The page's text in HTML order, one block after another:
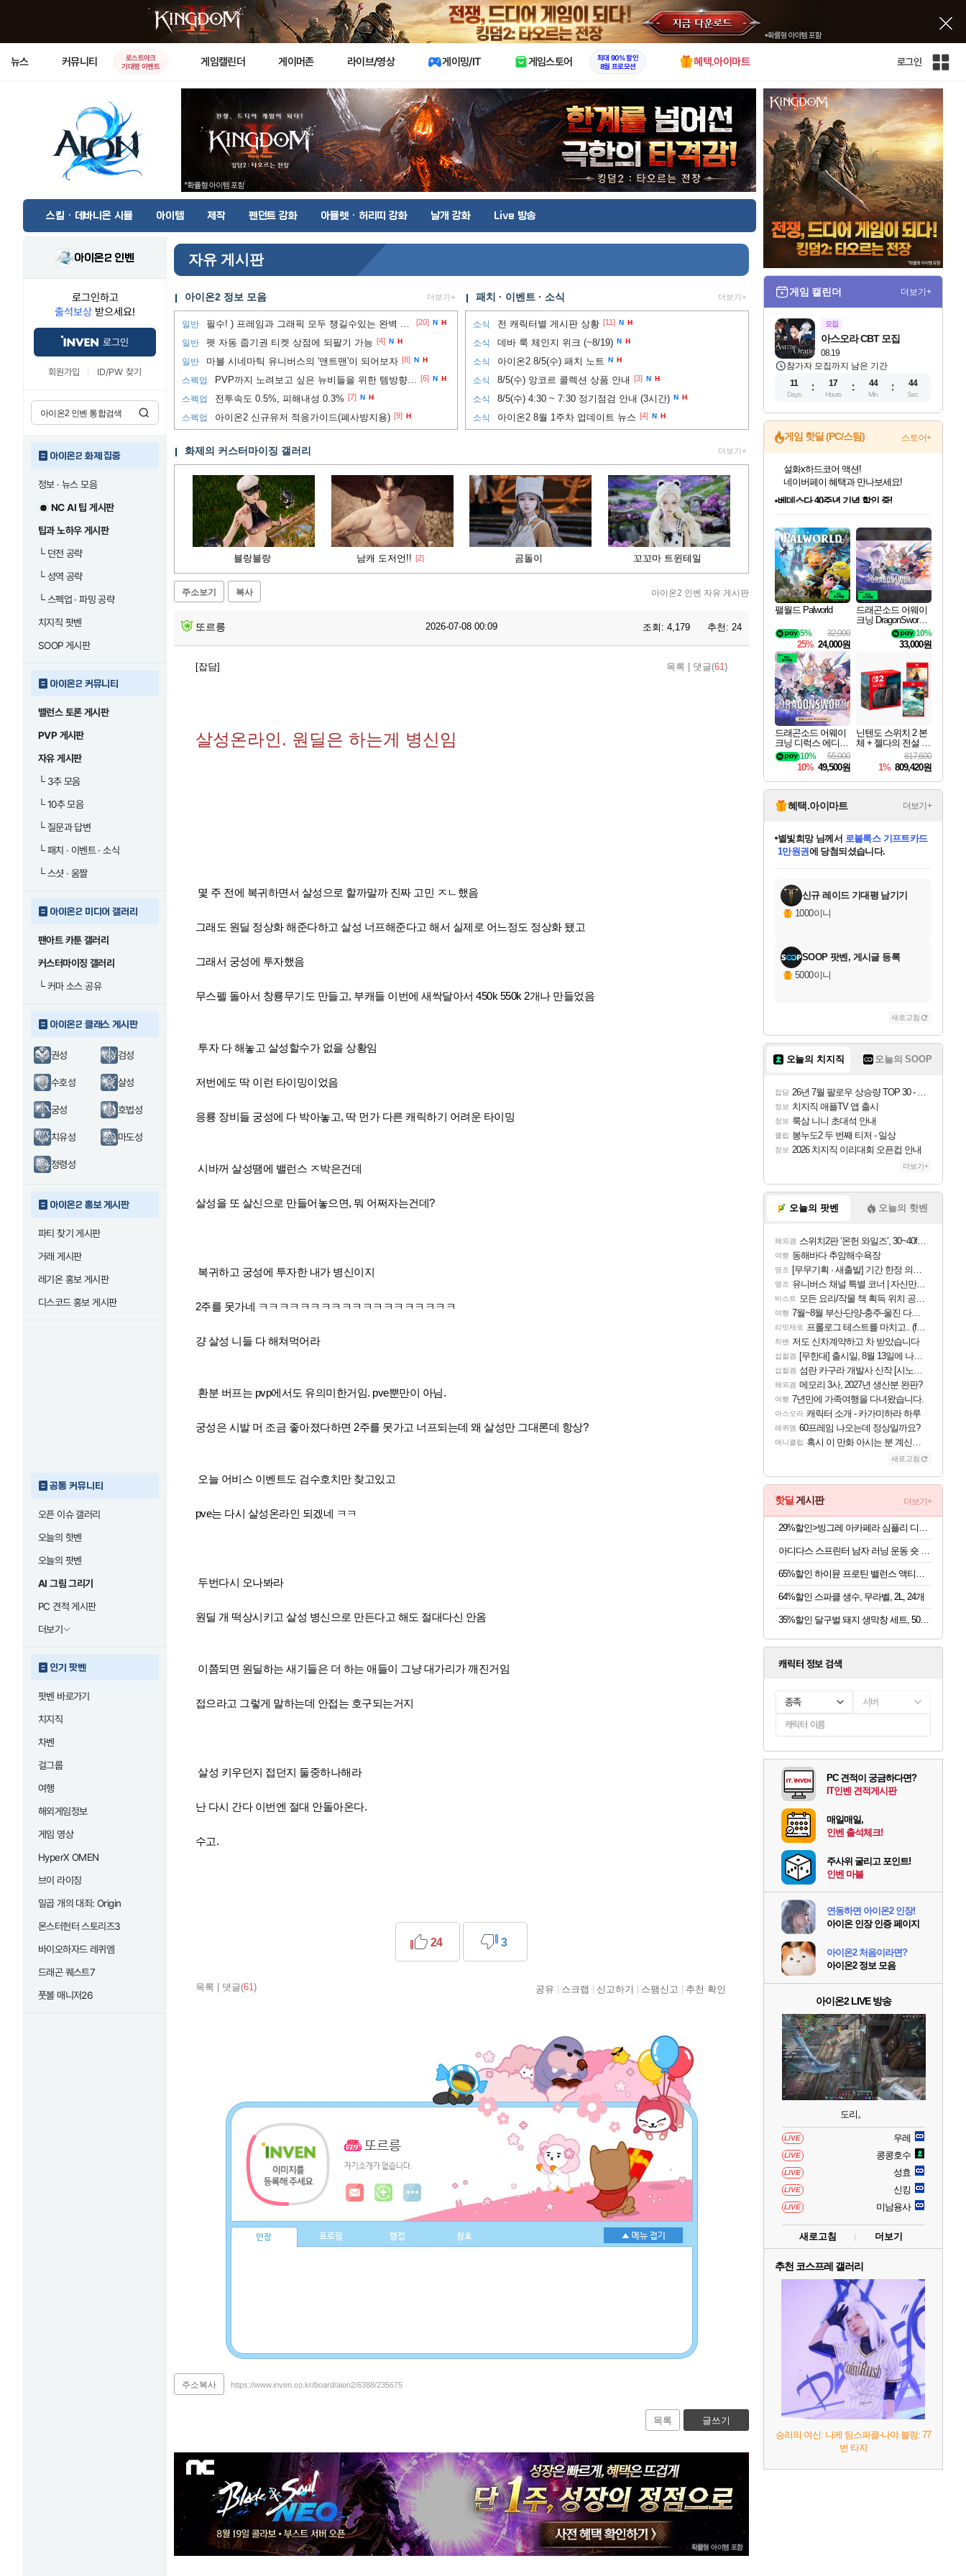
X
뉴스 커뮤니티
로스트아크
기대평 이벤트
게임캘린더 게이머존 라이브/영상 게이밍/IT 게임스토어
최대 90% 할인
8월 프로모션
혜택.아이마트 로그인
인
사
이
트
맵
스킬 · 데바니온 시뮬 아이템 제작 펜던트 강화 아뮬렛 · 허리띠 강화 날개 강화 Live 방송
아이온2 인벤
로그인하고
출석보상 받으세요!
로그인
회원가입 ID/PW 찾기
아이온2 화제 집중
정보 · 뉴스 모음
NC AI 팁 게시판
팁과 노하우 게시판
└던전 공략
└성역 공략
└스펙업 · 파밍 공략
치지직 팟벤
SOOP 게시판
아이온2 커뮤니티
밸런스 토론 게시판
PVP 게시판
자유 게시판
└3추 모음
└10추 모음
└질문과 답변
└패치 · 이벤트 · 소식
└스샷 · 움짤
아이온2 미디어 갤러리
팬아트 카툰 갤러리
커스터마이징 갤러리
└커마 소스 공유
아이온2 클래스 게시판
권성 검성
수호성 살성
궁성 호법성
치유성 마도성
정령성
아이온2 홍보 게시판
파티 찾기 게시판
거래 게시판
레기온 홍보 게시판
디스코드 홍보 게시판
공통 커뮤니티
오픈 이슈 갤러리
오늘의 핫벤
오늘의 팟벤
AI 그림 그리기
PC 견적 게시판
더보기
인기 팟벤
팟벤 바로가기
치지직
차벤
걸그룹
여행
해외게임정보
게임 영상
HyperX OMEN
브이 라이징
일곱 개의 대죄: Origin
몬스터헌터 스토리즈3
바이오하자드 레퀴엠
드래곤 퀘스트7
풋볼 매니저26
자유 게시판
아이온2 정보 모음 더보기+
일반 필수! ) 프레임과 그래픽 모두 챙길수있는 완벽 세팅법!! [20] N H
일반 펫 자동 줍기권 티켓 상점에 되팔기 가능 [4] N H
일반 마블 시네마틱 유니버스의 '앤트맨'이 되어보자 [8] N H
스펙업 PVP까지 노려보고 싶은 뉴비들을 위한 템방향성 추천 [6] N H
스펙업 전투속도 0.5%, 피해내성 0.3% [7] N H
스펙업 아이온2 신규유저 적응가이드(폐사방지용) [9] H
패치 · 이벤트 · 소식 더보기+
소식 전 캐릭터별 게시판 상황 [11] N H
소식 데바 룩 체인지 위크 (~8/19) N H
소식 아이온2 8/5(수) 패치 노트 N H
소식 8/5(수) 앙코르 콜렉션 상품 안내 [3] N H
소식 8/5(수) 4:30 ~ 7:30 정기점검 안내 (3시간) N H
소식 아이온2 8월 1주차 업데이트 뉴스 [4] N H
화제의 커스터마이징 갤러리 더보기+
블랑블랑 남캐 도저언!! [2] 곰돌이 꼬꼬마 트윈테일
주소보기 복사 아이온2 인벤 자유 게시판
또르릉 2026-07-08 00:09 조회: 4,179 추천: 24
[잡담] 목록 댓글(61)
살성온라인. 원딜은 하는게 병신임
몇 주 전에 복귀하면서 살성으로 할까말까 진짜 고민 ㅈㄴ했음
그래도 원딜 정상화 해준다하고 살성 너프해준다고 해서 실제로 어느정도 정상화 됐고
그래서 궁성에 투자했음
무스펠 돌아서 창룡무기도 만들고, 부캐들 이번에 새싹달아서 450k 550k 2개나 만들었음
투자 다 해놓고 살성할수가 없을 상황임
저번에도 딱 이런 타이밍이었음
응룡 장비들 궁성에 다 박아놓고, 딱 먼가 다른 캐릭하기 어려운 타이밍
시바꺼 살성땜에 밸런스 ㅈ박은건데
살성을 또 살신으로 만들어놓으면, 뭐 어쩌자는건데?
복귀하고 궁성에 투자한 내가 병신이지
2주를 못가네 ㅋㅋㅋㅋㅋㅋㅋㅋㅋㅋㅋㅋㅋㅋㅋㅋㅋㅋㅋ
걍 살성 니들 다 해쳐먹어라
환분 버프는 pvp에서도 유의미한거임. pve뿐만이 아님.
궁성은 시발 머 조금 좋아졌다하면 2주를 못가고 너프되는데 왜 살성만 그대론데 항상?
오늘 어비스 이벤트도 검수호치만 찾고있고
pve는 다시 살성온라인 되겠네 ㅋㅋ
두번다시 오나봐라
원딜 개 떡상시키고 살성 병신으로 만든다고 해도 절대다신 안옴
이쯤되면 원딜하는 새기들은 더 하는 애들이 그냥 대가리가 깨진거임
접으라고 그렇게 말하는데 안접는 호구되는거지
살성 키우던지 접던지 둘중하나해라
난 다시 간다 이번엔 절대 안돌아온다.
수고.
목록 댓글(61)
24 3
공유 스크랩 신고하기 스팸신고 추천 확인
또르릉
자기소개가 없습니다.
인장 프로필 랭킹 칭호
주소복사 https://www.inven.co.kr/board/aion2/6388/235675
목록 글쓰기
게임 캘린더 더보기+
모집
08.19
아스오라 CBT 모집
참가자 모집까지 남은 기간
11
Days
17
Hours
44
Min
43
Sec
게임 핫딜 (PC/스팀) 스토어+
최대 90% 할인가를 만나보세요!
네이버혜택과 함께 만나보세요!
50%할인&추가 적립까지!
네이버 포인트 혜택까지!
이니&베니 혜택까지!
네이버 혜택가와 함께 예약하세요!
할인&네이버혜택으로 만나보세요!
네이버페이 혜택과 만나보세요!
베데스다 40주년 기념 할인 중!
베데스다의 명작들을
40주년 프로모션으로 만나보세요!
할인가에 만나보세요!
일부 에디션 상시 할인!
혜택으로 예약 판매 중
편안하게 충전하세요
팰월드 Palworld
32,000
5%
25% 24,000원
드래곤소드 어웨이
크닝 DragonSword A
10%
33,000원
드래곤소드 어웨이
크닝 디럭스 에디션
DragonSword Awake
ning Deluxe Edition
55,000
10%
10% 49,500원
닌텐도 스위치 2 본
체 + 젤다의 전설 티
어스 오브 더 킹덤
닌텐도 스위치 2 에
디션 + 젤다의 전설
브레스 오브 더 와
일드 닌텐도 스위치
2 에디션 번들
817,600
1% 809,420원
혜택.아이마트 더보기+
교환.
당첨되셨습니다.
당첨되셨습니다.
당첨되셨습니다.
별빛희망님께서 로블록스 기프트카드
1만원권에 당첨되셨습니다.
당첨되셨습니다.
당첨되셨습니다.
당첨되셨습니다.
당첨되셨습니다.
에디션 (스팀코드)를 교환.
당첨되셨습니다.
신규 레이드 기대평 남기기
1000이니
SOOP 팟벤, 게시글 등록
5000이니
새로고침
오늘의 치지직 오늘의 SOOP
잡담 26년 7월 팔로우 상승량 TOP 30 - 월간 치지직
정보 치지직 애플TV 앱 출시
정보 룩삼 니니 초대석 안내
클립 봉누도2 두 번째 티저 - 일상
정보 2026 치지직 이리대회 오픈컵 안내
더보기+
오늘의 팟벤 오늘의 핫벤
해외겜 스위치2판 ‘몬헌 와일즈’, 30~40fps 목표 추정
여행 동해바다 추암해수욕장
명조 [무무기획 · 새출발] 기간 한정 의뢰 이벤트
명조 유니버스 채널 특별 코너 | 자신만의 스타일
비스트 모든 요리/작물 책 획득 위치 공략 (36개) - 미식가 도전과제
여행 7월~8월 부산-단양-충주-울진 다녀왔어요~
리밋제로 프롤로그 테스트를 마치고.. (feat. 리아)
차벤 저도 신차계약하고 차 받았습니다
섭컬겜 [무한대] 출시일, 8월 13일에 나오나
섭컬겜 섬란 카구라 개발사 신작 [시노비 넥서스] 연내 출시 예정
해외겜 메모리 3사, 2027년 생산분 완판?
여행 7년만에 가족여행을 다녀왔습니다.
아스오라 캐릭터 소개 - 카가미하라 하루
레퀴엠 60프레임 나오는데 정상일까요?
애니클립 혹시 이 만화 아시는 분 계신가요
새로고침
핫딜 게시판 더보기+
64%할인 스파클 생수, 무라벨, 2L, 24개
35%할인 달구벌 돼지 생막창 세트, 500g, 2봉
캐릭터 정보 검색
종족 서버
PC 견적이 궁금하다면?
IT인벤 견적게시판
매일매일,
인벤 출석체크!
주사위 굴리고 포인트!
인벤 마블
연동하면 아이온2 인장!
아이온 인장 인증 페이지
아이온2 처음이라면?
아이온2 정보 모음
아이온2 LIVE 방송
도리。
LIVE 우레
LIVE 콩콩호수
LIVE 성효
LIVE 신킹
LIVE 미남용사
새로고침 더보기
추천 코스프레 갤러리
승리의 여신: 니케 팀스파클-나야 블랑: 77
번 타자